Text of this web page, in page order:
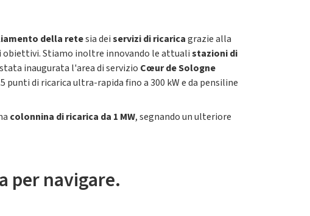
della retesia deiservizi di ricaricagrazie alla
obiettivi. Stiamo inoltre innovando le attualistazioni di
inaugurata l'area di servizio Cœur de Sologne
punti di ricarica ultra-rapida fino a 300 kW e da pensiline
colonnina di ricarica da 1 MW, segnando un ulteriore
per navigare.